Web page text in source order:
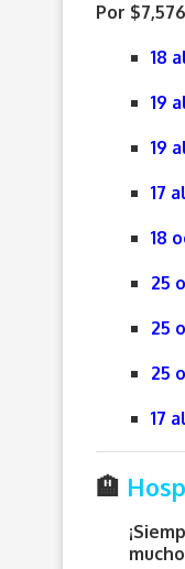
Por
18
19
19
17
18
25
25
25
17
🏨